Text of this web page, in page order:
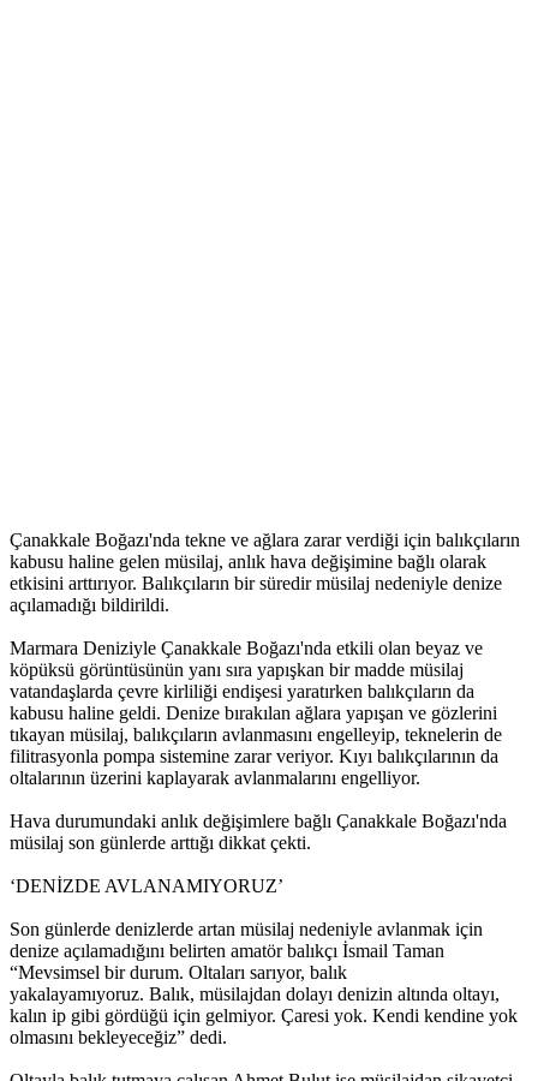
Çanakkale Boğazı'nda tekne ve ağlara zarar verdiği için balıkçıların
kabusu haline gelen müsilaj, anlık hava değişimine bağlı olarak
etkisini arttırıyor. Balıkçıların bir süredir müsilaj nedeniyle denize
açılamadığı bildirildi.
Marmara Deniziyle Çanakkale Boğazı'nda etkili olan beyaz ve
köpüksü görüntüsünün yanı sıra yapışkan bir madde müsilaj
vatandaşlarda çevre kirliliği endişesi yaratırken balıkçıların da
kabusu haline geldi. Denize bırakılan ağlara yapışan ve gözlerini
tıkayan müsilaj, balıkçıların avlanmasını engelleyip, teknelerin de
filitrasyonla pompa sistemine zarar veriyor. Kıyı balıkçılarının da
oltalarının üzerini kaplayarak avlanmalarını engelliyor.
Hava durumundaki anlık değişimlere bağlı Çanakkale Boğazı'nda
müsilaj son günlerde arttığı dikkat çekti.
‘DENİZDE AVLANAMIYORUZ’
Son günlerde denizlerde artan müsilaj nedeniyle avlanmak için
denize açılamadığını belirten amatör balıkçı İsmail Taman
“Mevsimsel bir durum. Oltaları sarıyor, balık
yakalayamıyoruz. Balık, müsilajdan dolayı denizin altında oltayı,
kalın ip gibi gördüğü için gelmiyor. Çaresi yok. Kendi kendine yok
olmasını bekleyeceğiz” dedi.